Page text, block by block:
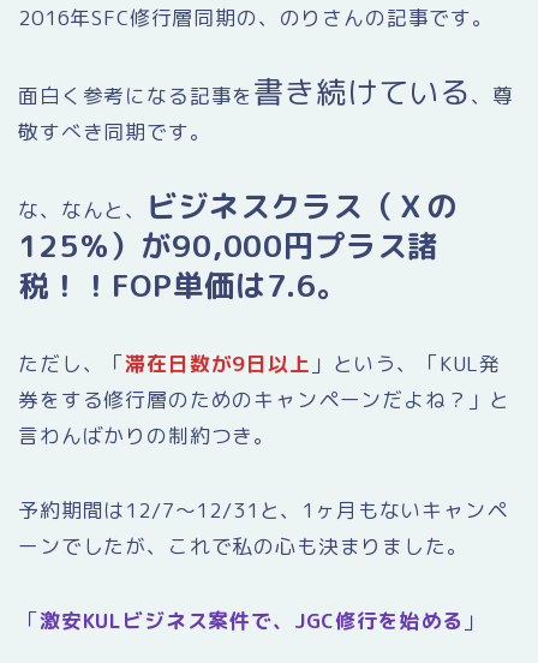
2016年SFC修行層同期の、のりさんの記事です。
面白く参考になる記事を 書き続けている、尊
敬すべき同期です。
な、なんと、
ビジネスクラス（Ｘの
125％）が90,000円プラス諸
税！！FOP単価は7.6。
ただし、「滞在日数が9日以上 」という、「KUL発
券をする修行層のためのキャンペーンだよね？」と
言わんばかりの制約つき。
予約期間は12/7〜12/31と、1ヶ月もないキャンペ
ーンでしたが、これで私の心も決まりました。
「激安KULビジネス案件で、JGC修行を始める 」